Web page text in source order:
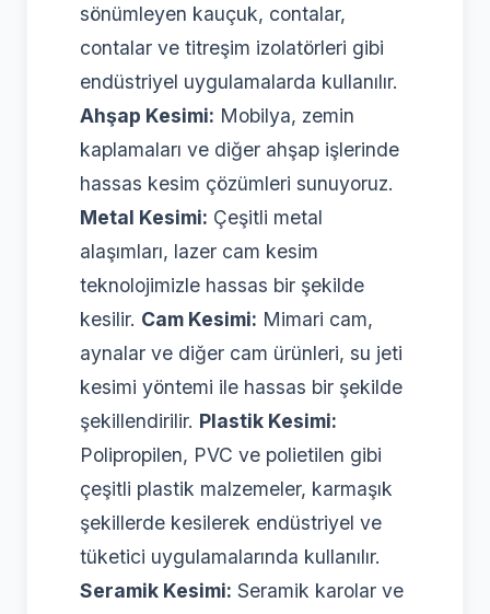
sönümleyen kauçuk, contalar,
contalar ve titreşim izolatörleri gibi
endüstriyel uygulamalarda kullanılır.
Ahşap Kesimi: Mobilya, zemin
kaplamaları ve diğer ahşap işlerinde
hassas kesim çözümleri sunuyoruz.
Metal Kesimi: Çeşitli metal
alaşımları, lazer cam kesim
teknolojimizle hassas bir şekilde
kesilir. Cam Kesimi: Mimari cam,
aynalar ve diğer cam ürünleri, su jeti
kesimi yöntemi ile hassas bir şekilde
şekillendirilir. Plastik Kesimi:
Polipropilen, PVC ve polietilen gibi
çeşitli plastik malzemeler, karmaşık
şekillerde kesilerek endüstriyel ve
tüketici uygulamalarında kullanılır.
Seramik Kesimi: Seramik karolar ve